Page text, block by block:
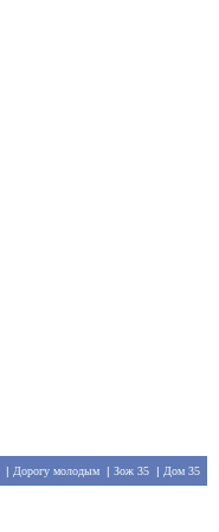
| Дорогу молодым | Зож 35 | Дом 35